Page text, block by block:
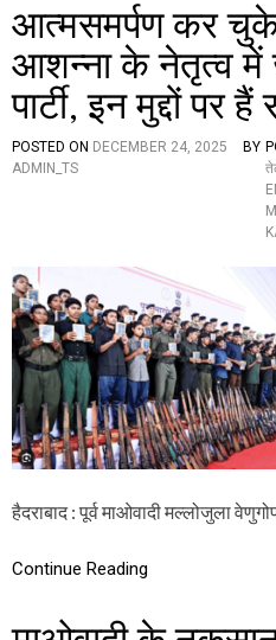
आत्मसमर्पण कर
आशन्ना के नेतृत्व में
पार्टी, इन मुद्दों पर
POSTED ON DECEMBER 24, 2025
BY
ADMIN_TS
हैदराबाद : पूर्व माओवादी मल्लोजुला
Continue Reading